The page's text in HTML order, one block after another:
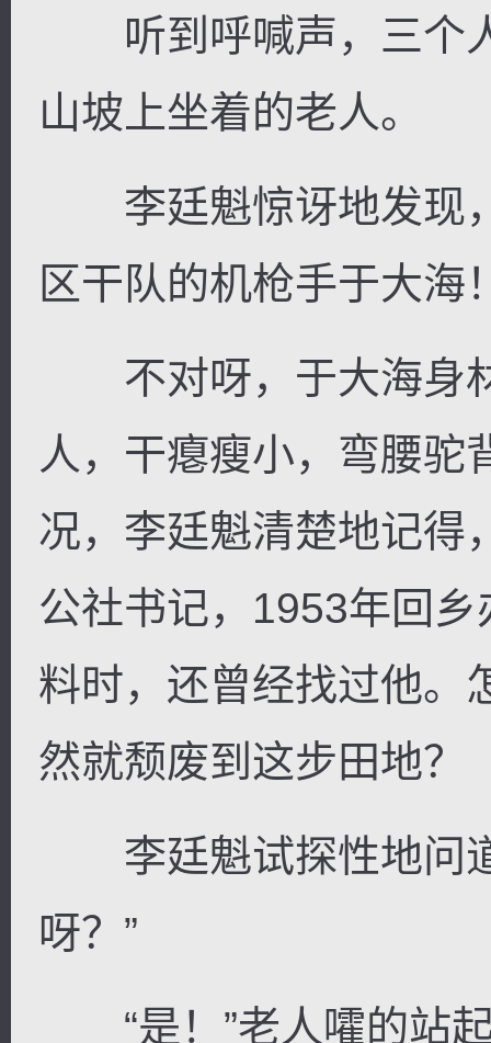
听到呼喊声，三个
山坡上坐着的老人。
李廷魁惊讶地发现
区干队的机枪手于大海
不对呀，于大海身
人，干瘪瘦小，弯腰驼
况，李廷魁清楚地记得
公社书记，1953年回
料时，还曾经找过他。
然就颓废到这步田地？
李廷魁试探性地问道
呀？”
“是！”老人嚯的站起